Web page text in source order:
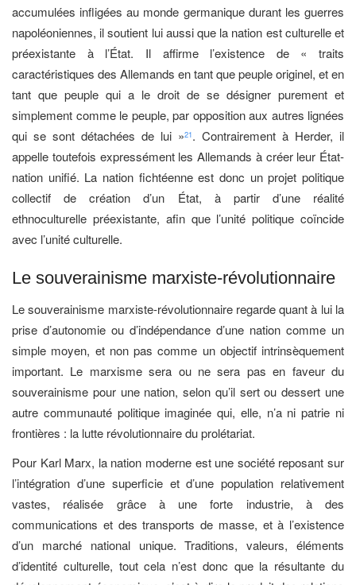
accumulées infligées au monde germanique durant les guerres
napoléoniennes, il soutient lui aussi que la nation est culturelle et
préexistante à l’État. Il affirme l’existence de « traits
caractéristiques des Allemands en tant que peuple originel, et en
tant que peuple qui a le droit de se désigner purement et
simplement comme le peuple, par opposition aux autres lignées
qui se sont détachées de lui »21. Contrairement à Herder, il
appelle toutefois expressément les Allemands à créer leur État-
nation unifié. La nation fichtéenne est donc un projet politique
collectif de création d’un État, à partir d’une réalité
ethnoculturelle préexistante, afin que l’unité politique coïncide
avec l’unité culturelle.
Le souverainisme marxiste-révolutionnaire
Le souverainisme marxiste-révolutionnaire regarde quant à lui la
prise d’autonomie ou d’indépendance d’une nation comme un
simple moyen, et non pas comme un objectif intrinsèquement
important. Le marxisme sera ou ne sera pas en faveur du
souverainisme pour une nation, selon qu’il sert ou dessert une
autre communauté politique imaginée qui, elle, n’a ni patrie ni
frontières : la lutte révolutionnaire du prolétariat.
Pour Karl Marx, la nation moderne est une société reposant sur
l’intégration d’une superficie et d’une population relativement
vastes, réalisée grâce à une forte industrie, à des
communications et des transports de masse, et à l’existence
d’un marché national unique. Traditions, valeurs, éléments
d’identité culturelle, tout cela n’est donc que la résultante du